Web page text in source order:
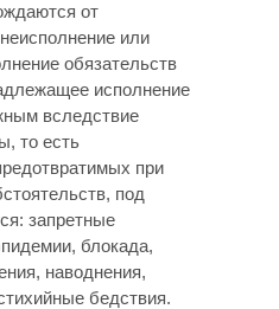
от
или
обязательств
исполнение
вследствие
то есть
при
под
запретные
блокада,
наводнения,
бедствия.